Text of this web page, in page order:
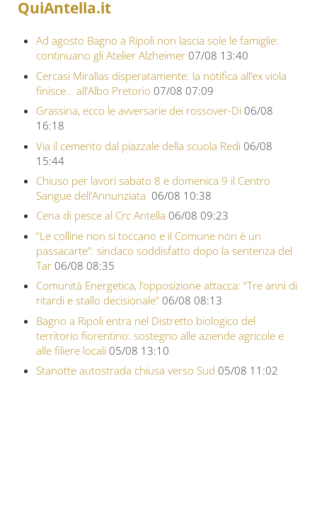
QuiAntella.it
Ad agosto Bagno a Ripoli non lascia sole le famiglie:
continuano gli Atelier Alzheimer 07/08 13:40
Cercasi Mirallas disperatamente: la notifica all’ex viola
finisce… all’Albo Pretorio 07/08 07:09
Grassina, ecco le avversarie dei rossover-Di 06/08
16:18
Via il cemento dal piazzale della scuola Redi 06/08
15:44
Chiuso per lavori sabato 8 e domenica 9 il Centro
Sangue dell’Annunziata 06/08 10:38
Cena di pesce al Crc Antella 06/08 09:23
“Le colline non si toccano e il Comune non è un
passacarte”: sindaco soddisfatto dopo la sentenza del
Tar 06/08 08:35
Comunità Energetica, l’opposizione attacca: “Tre anni di
ritardi e stallo decisionale” 06/08 08:13
Bagno a Ripoli entra nel Distretto biologico del
territorio fiorentino: sostegno alle aziende agricole e
alle filiere locali 05/08 13:10
Stanotte autostrada chiusa verso Sud 05/08 11:02